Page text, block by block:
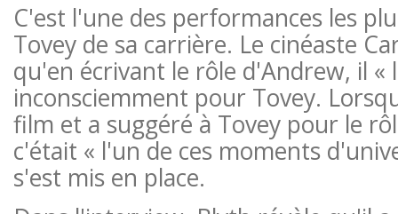
C'est l'une des performances les
Tovey de sa carrière. Le cinéaste
qu'en écrivant le rôle d'Andrew, il
inconsciemment pour Tovey.
film et a suggéré à Tovey pour le
c'était « l'un de ces moments
s'est mis en place.